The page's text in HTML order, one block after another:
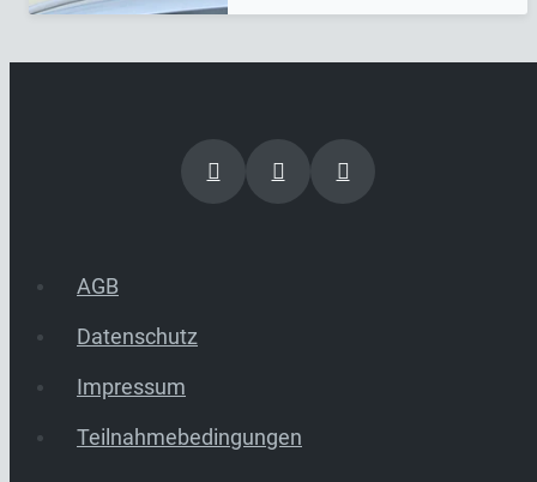
AGB
Datenschutz
Impressum
Teilnahmebedingungen